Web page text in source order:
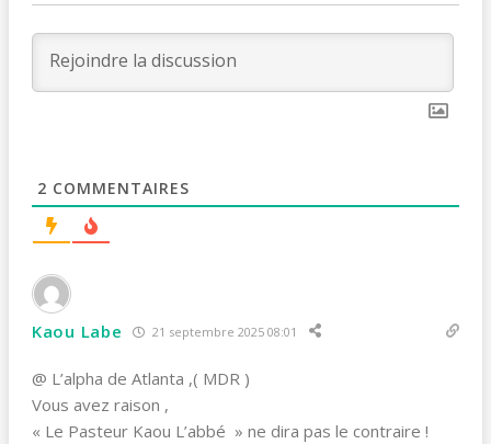
2 COMMENTAIRES
Kaou Labe 21 septembre 2025 08:01
@ L’alpha de Atlanta ,( MDR )
Vous avez raison ,
« Le Pasteur Kaou L’abbé » ne dira pas le contraire !